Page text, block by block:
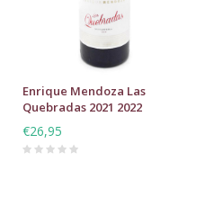
Enrique Mendoza Las
Quebradas 2021 2022
€26,95